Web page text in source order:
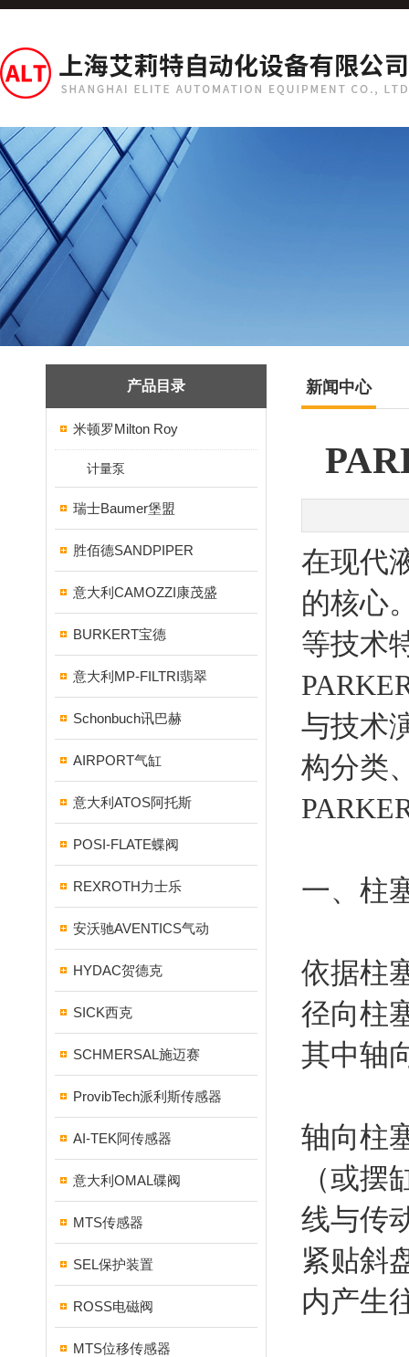
产品目录
米顿罗Milton Roy
计量泵
瑞士Baumer堡盟
胜佰德SANDPIPER
意大利CAMOZZI康茂盛
BURKERT宝德
意大利MP-FILTRI翡翠
Schonbuch讯巴赫
AIRPORT气缸
意大利ATOS阿托斯
POSI-FLATE蝶阀
REXROTH力士乐
安沃驰AVENTICS气动
HYDAC贺德克
SICK西克
SCHMERSAL施迈赛
ProvibTech派利斯传感器
AI-TEK阿传感器
意大利OMAL碟阀
MTS传感器
SEL保护装置
ROSS电磁阀
MTS位移传感器
新闻中心
在现代
的核心
等技术
与技术
构分类
一、柱
依据柱
径向柱
其中轴
轴向柱
（或
线与传
紧贴斜
内产生